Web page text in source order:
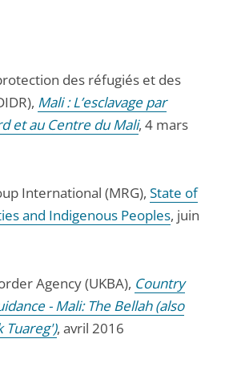
des réfugiés et des
Mali : L’esclavage par
et au Centre du Mali, 4 mars
International (MRG), State of
and Indigenous Peoples, juin
Agency (UKBA), Country
- Mali: The Bellah (also
Tuareg'), avril 2016